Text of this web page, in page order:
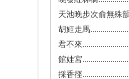
天池晚步次俞無殊
胡姬走馬
君不來
館娃宮
採香徑